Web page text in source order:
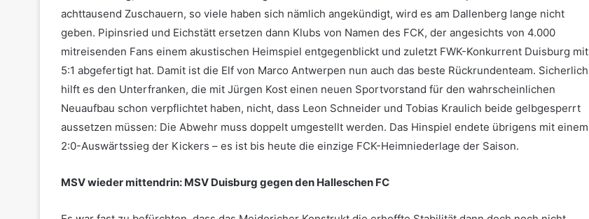
achttausend Zuschauern, so viele haben sich nämlich angekündigt, wird es am Dallenberg lange nicht
geben. Pipinsried und Eichstätt ersetzen dann Klubs von Namen des FCK, der angesichts von 4.000
mitreisenden Fans einem akustischen Heimspiel entgegenblickt und zuletzt FWK-Konkurrent Duisburg mit
5:1 abgefertigt hat. Damit ist die Elf von Marco Antwerpen nun auch das beste Rückrundenteam. Sicherlich
hilft es den Unterfranken, die mit Jürgen Kost einen neuen Sportvorstand für den wahrscheinlichen
Neuaufbau schon verpflichtet haben, nicht, dass Leon Schneider und Tobias Kraulich beide gelbgesperrt
aussetzen müssen: Die Abwehr muss doppelt umgestellt werden. Das Hinspiel endete übrigens mit einem
2:0-Auswärtssieg der Kickers – es ist bis heute die einzige FCK-Heimniederlage der Saison.
MSV wieder mittendrin: MSV Duisburg gegen den Halleschen FC